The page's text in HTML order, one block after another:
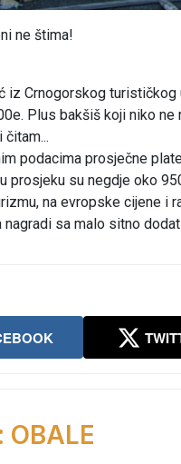
ne štima!
iz Crnogorskog
Plus bakšiš koji niko ne
čitam...
podacima prosječne
prosjeku su negdje oko
na evropske cijene i
nagradi sa malo sitno